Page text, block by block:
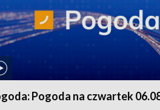
Pogoda na czwartek